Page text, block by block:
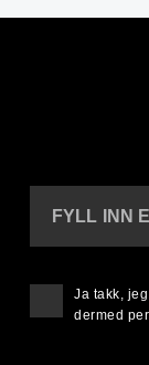
FYLL INN
Ja takk,
dermed